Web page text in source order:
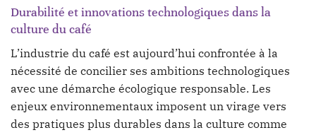
Durabilité et innovations technologiques dans la
culture du café
L’industrie du café est aujourd’hui confrontée à la
nécessité de concilier ses ambitions technologiques
avec une démarche écologique responsable. Les
enjeux environnementaux imposent un virage vers
des pratiques plus durables dans la culture comme